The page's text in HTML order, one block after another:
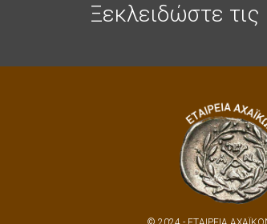
Ξεκλειδώστε